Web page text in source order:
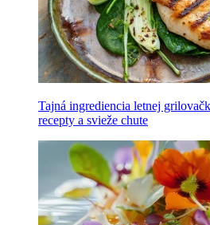
Tajná ingrediencia letnej
recepty a svieže chute